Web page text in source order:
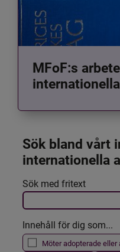
MFoF:s
Sök bland vårt
internationella
Filtrera resultatet
Det här formuläret
Sök med fritext
Innehåll för dig som...
Möter adopterade